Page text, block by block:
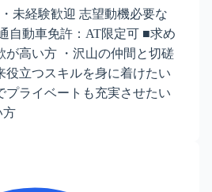
未経験歓迎 志望動機必要な
自動車免許：AT限定可 ■求め
が高い方 ・沢山の仲間と切磋
役立つスキルを身に着けたい
プライベートも充実させたい
方